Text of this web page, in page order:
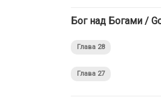
Бог над Богами /
Глава 28
Глава 27